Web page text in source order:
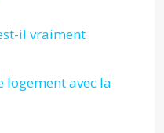
il vraiment
avec la